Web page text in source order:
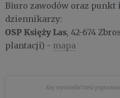
Biuro zawodów oraz
dziennikarzy:
OSP Księży Las, 42-674
plantacji) - mapa
Aby wyświetlić treść